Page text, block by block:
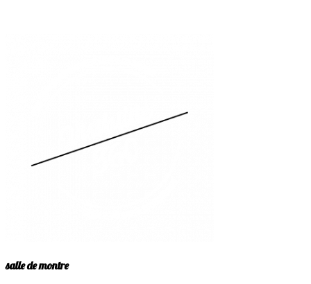
salle de montre